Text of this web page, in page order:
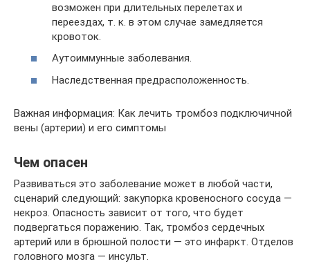
возможен при длительных перелетах и
переездах, т. к. в этом случае замедляется
кровоток.
Аутоиммунные заболевания.
Наследственная предрасположенность.
Важная информация: Как лечить тромбоз подключичной
вены (артерии) и его симптомы
Чем опасен
Развиваться это заболевание может в любой части,
сценарий следующий: закупорка кровеносного сосуда —
некроз. Опасность зависит от того, что будет
подвергаться поражению. Так, тромбоз сердечных
артерий или в брюшной полости — это инфаркт. Отделов
головного мозга — инсульт.